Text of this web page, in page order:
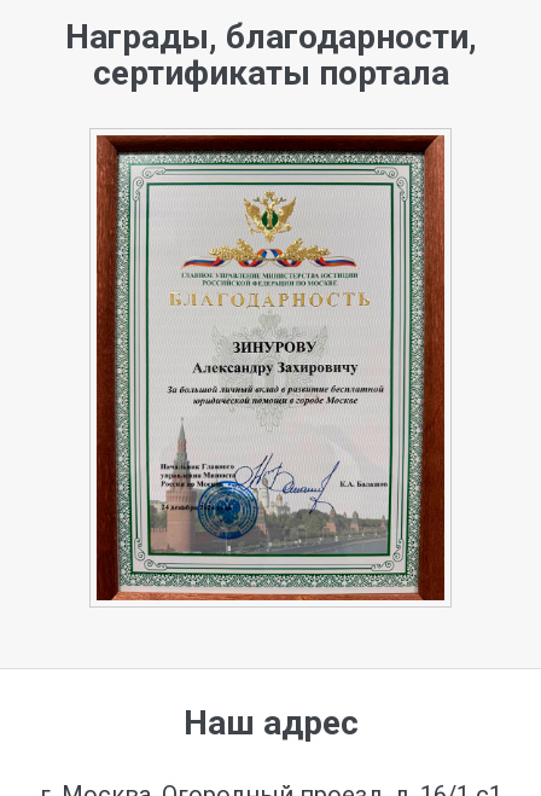
Награды, благодарности,
сертификаты портала
Наш адрес